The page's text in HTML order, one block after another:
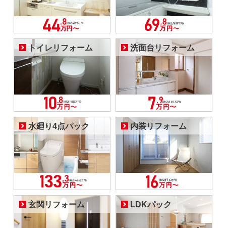
トイレリフォーム 洗面台リフォーム
水廻り4点パック 内装リフォーム
玄関リフォーム LDKパック